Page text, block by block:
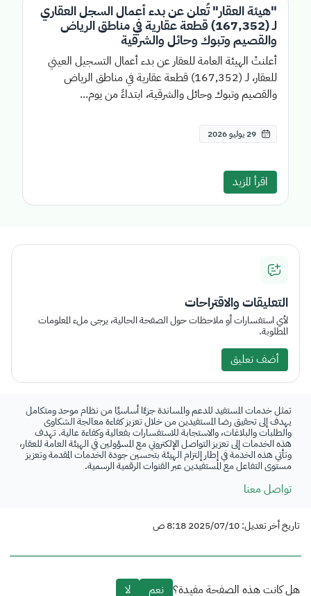
"هيئة العقار" تُعلن عن بدء أعمال السجل العقاري
لـ (167,352) قطعة عقارية في مناطق الرياض
والقصيم وتبوك وحائل والشرقية
أعلنتْ الهيئة العامة للعقار عن بدء أعمال التسجيل العيني
للعقار، لـ (167,352) قطعة عقارية في مناطق الرياض
والقصيم وتبوك وحائل والشرقية، ابتداءً من يوم...
29 يوليو 2026
اقرأ المزيد
التعليقات والاقتراحات
لأي استفسارات أو ملاحظات حول الصفحة الحالية، يرجى ملء المعلومات
المطلوبة.
أضف تعليق
تمثل خدمات المستفيد للدعم والمساندة جزءًا أساسيًا من نظام موحد ومتكامل
يهدف إلى تحقيق رضا المستفيدين من خلال تعزيز كفاءة معالجة الشكاوى
والطلبات والبلاغات، والاستجابة للاستفسارات بفعالية وكفاءة عالية. تهدف
هذه الخدمات إلى تعزيز التواصل الإلكتروني مع المسؤولين في الهيئة العامة للعقار،
وتأتي هذه الخدمة في إطار إلتزام الهيئة بتحسين جودة الخدمات المقدمة وتعزيز
مستوى التفاعل مع المستفيدين عبر القنوات الرقمية الرسمية.
تواصل معنا
تاريخ أخر تعديل: 2025/07/10 8:18 ص
هل كانت هذه الصفحة مفيدة؟ نعم
لا